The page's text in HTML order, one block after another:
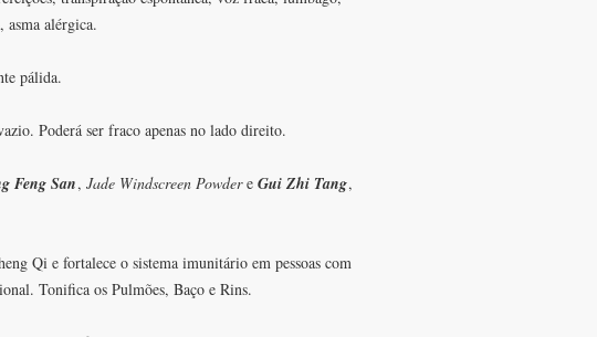
alérgica.
pálida.
Poderá ser fraco apenas no lado direito.
Feng San, Jade Windscreen Powdere Gui Zhi Tang,
Qi e fortalece o sistema imunitário em pessoas com
Tonifica os Pulmões, Baço e Rins.